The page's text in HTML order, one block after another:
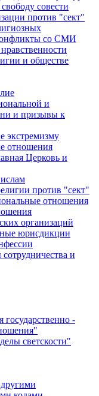
совести
против "сект"
со СМИ
и обществе
и
и призывы к
экстремизму
отношения
Церковь и
против "сект"
отношения
организаций
юрисдикции
и
-
светскости"